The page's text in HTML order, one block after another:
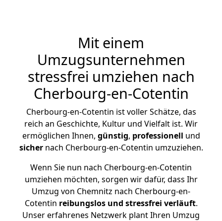
Mit einem
Umzugsunternehmen
stressfrei umziehen nach
Cherbourg-en-Cotentin
Cherbourg-en-Cotentin ist voller Schätze, das
reich an Geschichte, Kultur und Vielfalt ist. Wir
ermöglichen Ihnen, günstig, professionell und
sichernach Cherbourg-en-Cotentin umzuziehen.
Wenn Sie nun nach Cherbourg-en-Cotentin
umziehen möchten, sorgen wir dafür, dass Ihr
Umzug von Chemnitz nach Cherbourg-en-
Cotentin reibungslos und stressfrei verläuft.
Unser erfahrenes Netzwerk plant Ihren Umzug